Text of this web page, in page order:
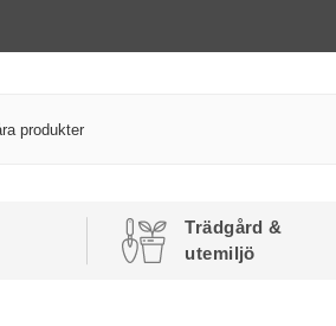
Trädgård &
utemiljö